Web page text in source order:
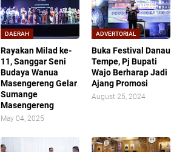
DAERAH
Rayakan Milad ke-
11, Sanggar Seni
Budaya Wanua
Masengereng Gelar
Sumange
Masengereng
May 04, 2025
ADVERTORIAL
Buka Festival Danau
Tempe, Pj Bupati
Wajo Berharap Jadi
Ajang Promosi
August 25, 2024